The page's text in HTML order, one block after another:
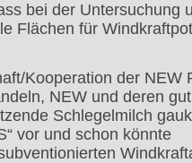
bei der Untersuchung
Flächen für
Kooperation der NEW
NEW und deren gut
Schlegelmilch
vor und schon könnte